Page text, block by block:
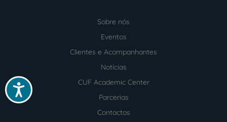
Acessibilidade
Sobre nós
Eventos
Clientes e Acompanhantes
Notícias
CUF Academic Center
Parcerias
Contactos